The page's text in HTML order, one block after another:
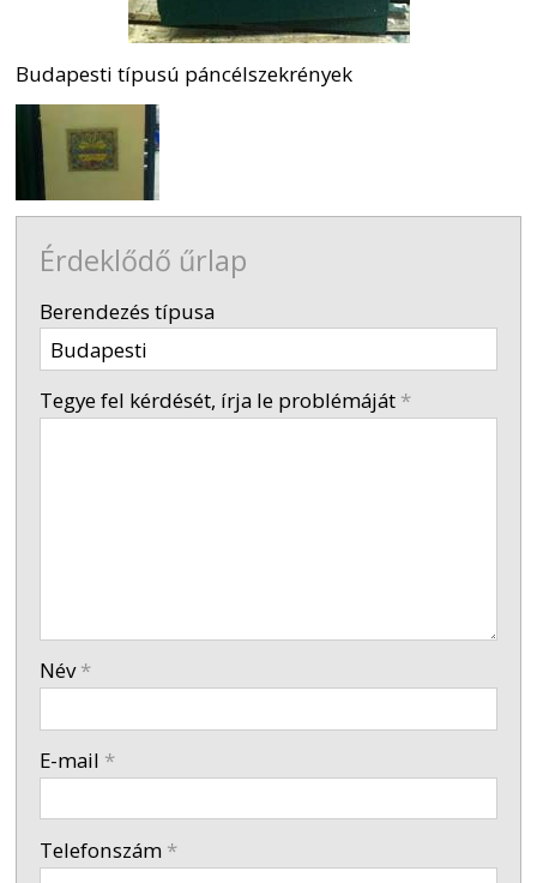
Budapesti típusú páncélszekrények
Érdeklődő űrlap
-
Berendezés típusa
Tegye fel kérdését, írja le problémáját *
Név*
E-mail *
Telefonszám *